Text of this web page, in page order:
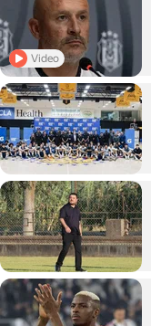
Video